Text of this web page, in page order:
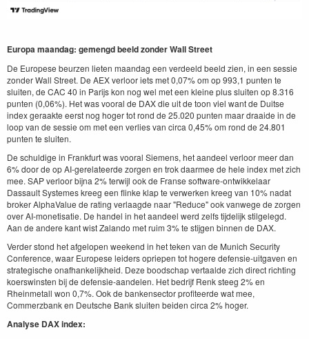
Europa maandag: gemengd beeld zonder Wall Street
De Europese beurzen lieten maandag een verdeeld beeld zien, in een sessie
zonder Wall Street. De AEX verloor iets met 0,07% om op 993,1 punten te
sluiten, de CAC 40 in Parijs kon nog wel met een kleine plus sluiten op 8.316
punten (0,06%). Het was vooral de DAX die uit de toon viel want de Duitse
index geraakte eerst nog hoger tot rond de 25.020 punten maar draaide in de
loop van de sessie om met een verlies van circa 0,45% om rond de 24.801
punten te sluiten.
De schuldige in Frankfurt was vooral Siemens, het aandeel verloor meer dan
6% door de op AI-gerelateerde zorgen en trok daarmee de hele index met zich
mee. SAP verloor bijna 2% terwijl ook de Franse software-ontwikkelaar
Dassault Systemes kreeg een flinke klap te verwerken kreeg van 10% nadat
broker AlphaValue de rating verlaagde naar "Reduce" ook vanwege de zorgen
over AI-monetisatie. De handel in het aandeel werd zelfs tijdelijk stilgelegd.
Aan de andere kant wist Zalando met ruim 3% te stijgen binnen de DAX.
Verder stond het afgelopen weekend in het teken van de Munich Security
Conference, waar Europese leiders opriepen tot hogere defensie-uitgaven en
strategische onafhankelijkheid. Deze boodschap vertaalde zich direct richting
koerswinsten bij de defensie-aandelen. Het bedrijf Renk steeg 2% en
Rheinmetall won 0,7%. Ook de bankensector profiteerde wat mee,
Commerzbank en Deutsche Bank sluiten beiden circa 2% hoger.
Analyse DAX index: